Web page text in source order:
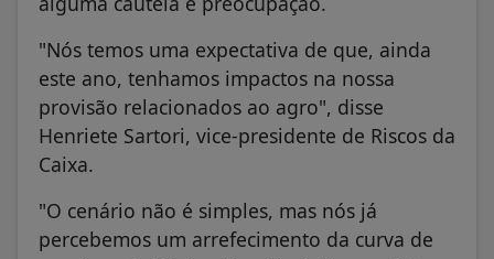
"Nós temos uma expectativa de que, ainda
este ano, tenhamos impactos na nossa
‌provisão relacionados ao agro", ‌disse
Henriete Sartori, vice-presidente de Riscos da
Caixa.
"O cenário não é simples, mas nós já
percebemos um arrefecimento da curva de